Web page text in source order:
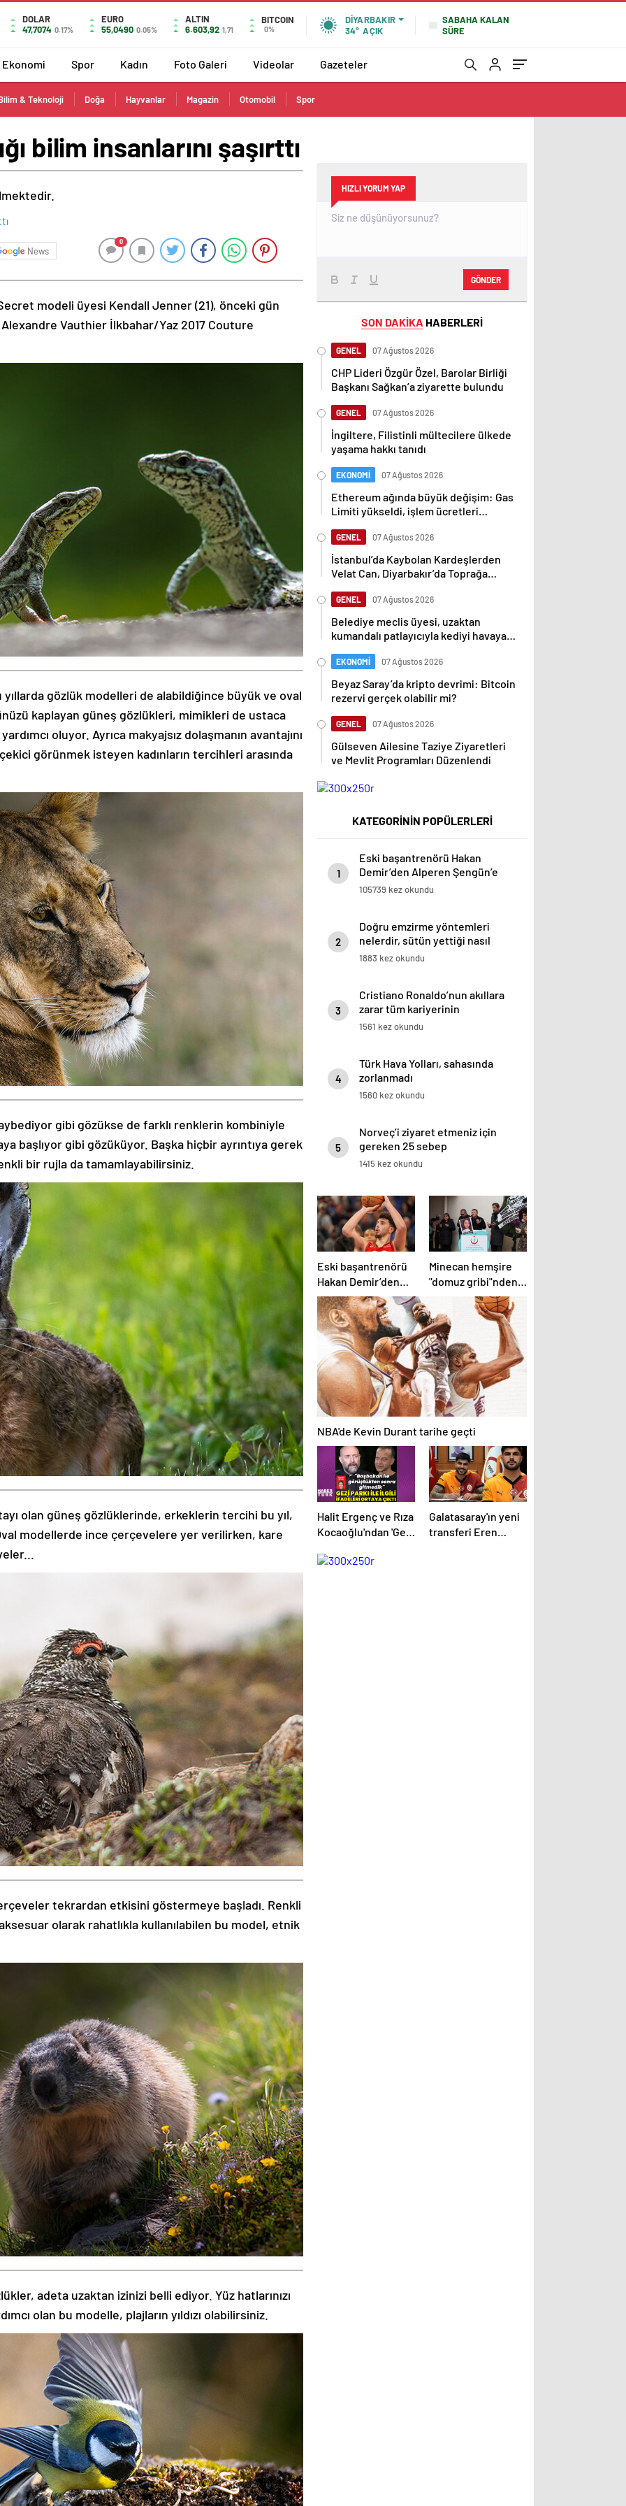
DOLAR
47,7074 0.17%
EURO
55,0490 0.05%
ALTIN
6.603,92 1,71
BITCOIN
0%
DIYARBAKIR
34° AÇIK
SABAHA KALAN
SÜRE
Ekonomi Spor Kadın Foto Galeri Videolar Gazeteler
& Teknoloji Doğa Hayvanlar Magazin Otomobil Spor
bilim insanlarını şaşırttı
News
0
modeli üyesi Kendall Jenner (21), önceki gün
Alexandre Vauthier İlkbahar/Yaz 2017 Couture
gözlük modelleri de alabildiğince büyük ve oval
kaplayan güneş gözlükleri, mimikleri de ustaca
oluyor. Ayrıca makyajsız dolaşmanın avantajını
görünmek isteyen kadınların tercihleri arasında
gibi gözükse de farklı renklerin kombiniyle
başlıyor gibi gözüküyor. Başka hiçbir ayrıntıya gerek
bir rujla da tamamlayabilirsiniz.
olan güneş gözlüklerinde, erkeklerin tercihi bu yıl,
modellerde ince çerçevelere yer verilirken, kare
tekrardan etkisini göstermeye başladı. Renkli
olarak rahatlıkla kullanılabilen bu model, etnik
adeta uzaktan izinizi belli ediyor. Yüz hatlarınızı
olan bu modelle, plajların yıldızı olabilirsiniz.
HIZLI YORUM YAP
GÖNDER
SON DAKİKA HABERLERİ
GENEL 07 Ağustos 2026
CHP Lideri Özgür Özel, Barolar Birliği
Başkanı Sağkan’a ziyarette bulundu
GENEL 07 Ağustos 2026
İngiltere, Filistinli mültecilere ülkede
yaşama hakkı tanıdı
EKONOMİ 07 Ağustos 2026
Ethereum ağında büyük değişim: Gas
Limiti yükseldi, işlem ücretleri
GENEL 07 Ağustos 2026
İstanbul’da Kaybolan Kardeşlerden
Velat Can, Diyarbakır’da Toprağa
GENEL 07 Ağustos 2026
Belediye meclis üyesi, uzaktan
kumandalı patlayıcıyla kediyi havaya
EKONOMİ 07 Ağustos 2026
Beyaz Saray’da kripto devrimi: Bitcoin
rezervi gerçek olabilir mi?
GENEL 07 Ağustos 2026
Gülseven Ailesine Taziye Ziyaretleri
ve Mevlit Programları Düzenlendi
KATEGORİNİN POPÜLERLERİ
1
Eski başantrenörü Hakan
Demir’den Alperen Şengün’e
övgü
105739 kez okundu
2
Doğru emzirme yöntemleri
nelerdir, sütün yettiği nasıl
anlaşılır?
1883 kez okundu
3
Cristiano Ronaldo’nun akıllara
zarar tüm kariyerinin
istatistiğini çıkardık !
1561 kez okundu
4
Türk Hava Yolları, sahasında
zorlanmadı
1560 kez okundu
5
Norveç’i ziyaret etmeniz için
gereken 25 sebep
1415 kez okundu
Eski başantrenörü
Hakan Demir’den
Alperen Şengün’e
övgü
Minecan hemşire
"domuz gribi"nden
hayatını kaybetti –
Haberler | Sağlık
Haberleri
NBA'de Kevin Durant tarihe geçti
Halit Ergenç ve Rıza
Kocaoğlu'ndan 'Gezi
Magazin haberleri
Galatasaray'ın yeni
transferi Eren